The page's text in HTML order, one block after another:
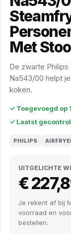
Met
De zwarte
Na543/00 helpt
koken.
✓ Toegevoegd op
✓ Laatst
PHILIPS
UITGELICHTE
€
Je rekent af bij
voorraad en
bestellen.